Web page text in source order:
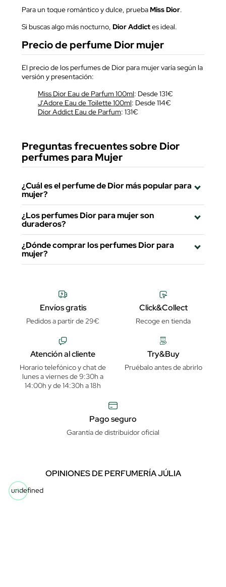
Para un toque romántico y dulce, pruebaMiss Dior.
Si buscas algo más nocturno, Dior Addictes ideal.
Precio de perfume Dior mujer
El precio de los perfumes de Dior para mujer varía según la
versión y presentación:
Miss Dior Eau de Parfum 100ml: Desde 131€
J'Adore Eau de Toilette 100ml: Desde 114€
Dior Addict Eau de Parfum: 131€
Preguntas frecuentes sobre Dior
perfumes para Mujer
¿Cuál es el perfume de Dior más popular para
mujer?
¿Los perfumes Dior para mujer son
duraderos?
¿Dónde comprar los perfumes Dior para
mujer?
Envíos gratis
Pedidos a partir de 29€
Click&Collect
Recoge en tienda
Atención al cliente
Horario telefónico y chat de
lunes a viernes de 9:30h a
14:00h y de 14:30h a 18h
Try&Buy
Pruébalo antes de abrirlo
Pago seguro
Garantía de distribuidor oficial
OPINIONES DE PERFUMERÍA JÚLIA
undefined